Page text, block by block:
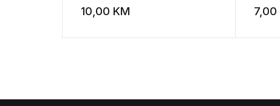
10,00 KM Add to wishlist
7,00